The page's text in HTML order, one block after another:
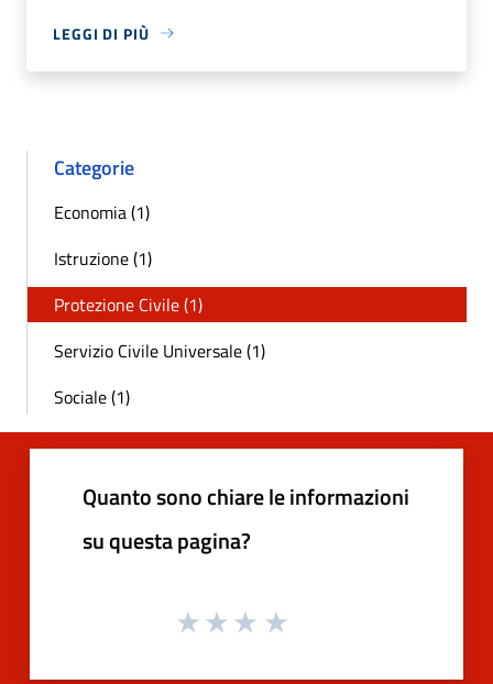
LEGGI DI PIÙ
Categorie
Economia (1)
Istruzione (1)
Protezione Civile (1)
Servizio Civile Universale (1)
Sociale (1)
Quanto sono chiare le informazioni
su questa pagina?